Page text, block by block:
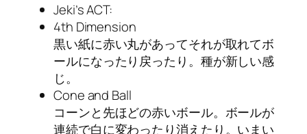
Jeki’s ACT:
4th Dimension
黒い紙に赤い丸があってそれが取れてボ
ールになったり戻ったり。種が新しい感
じ。
Cone and Ball
コーンと先ほどの赤いボール。ボールが
連続で白に変わったり消えたり。いまい